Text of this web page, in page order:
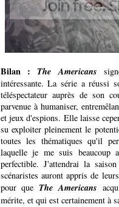
Bilan :The Americans
intéressante. La série a réussi
téléspectateur auprès de son
parvenue à humaniser,
et jeux d'espions. Elle laisse
su exploiter pleinement le
toutes les thématiques qu'il
laquelle je me suis beaucoup
perfectible. J'attendrai la
scénaristes auront appris de
pour queThe Americans
mérite, et qui est certainement à